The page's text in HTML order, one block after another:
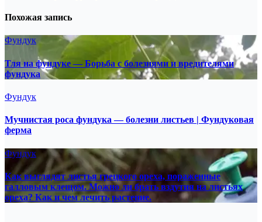
Похожая запись
Фундук
Тля на фундуке — Борьба с болезнями и вредителями
фундука
Фундук
Мучнистая роса фундука — болезни листьев | Фундуковая
ферма
Фундук
Как выглядят листья грецкого ореха, пораженные
галловым клещом. Можно ли брать вздутия на листьях
ореха? Как и чем лечить растение.